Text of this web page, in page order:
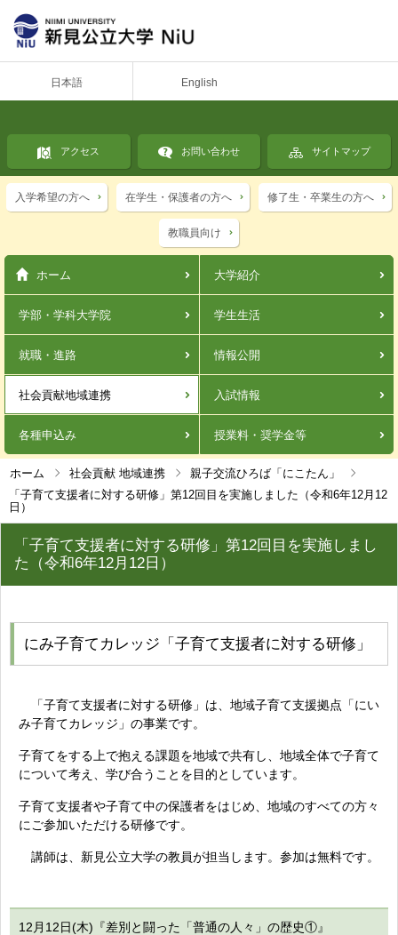
日本語 English
アクセス お問い合わせ サイトマップ
入学希望の方へ 在学生・保護者の方へ 修了生・卒業生の方へ
教職員向け
ホーム 大学紹介
学部・学科大学院 学生生活
就職・進路 情報公開
社会貢献地域連携 入試情報
各種申込み 授業料・奨学金等
ホーム 社会貢献 地域連携
親子交流ひろば「にこたん」
「子育て支援者に対する研修」第12回目を実施しました（令和6年12月12
日）
「子育て支援者に対する研修」第12回目を実施しまし
た（令和6年12月12日）
にみ子育てカレッジ「子育て支援者に対する研修」
「子育て支援者に対する研修」は、地域子育て支援拠点「にい
み子育てカレッジ」の事業です。
子育てをする上で抱える課題を地域で共有し、地域全体で子育て
について考え、学び合うことを目的としています。
子育て支援者や子育て中の保護者をはじめ、地域のすべての方々
にご参加いただける研修です。
講師は、新見公立大学の教員が担当します。参加は無料です。
12月12日(木) 『差別と闘った「普通の人々」の歴史①』